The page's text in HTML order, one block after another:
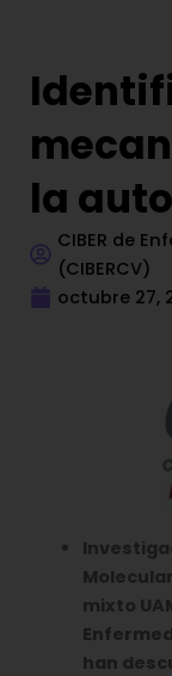
la
CIBER de
(CIBERCV)
octubre 27,
mixto
han